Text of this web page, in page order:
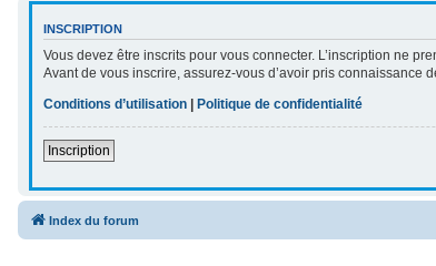
INSCRIPTION
Vous devez être inscrits pour vous connecter. L’inscription ne
Avant de vous inscrire, assurez-vous d’avoir pris connaissance
Conditions d’utilisation | Politique de confidentialité
Inscription
Index du forum